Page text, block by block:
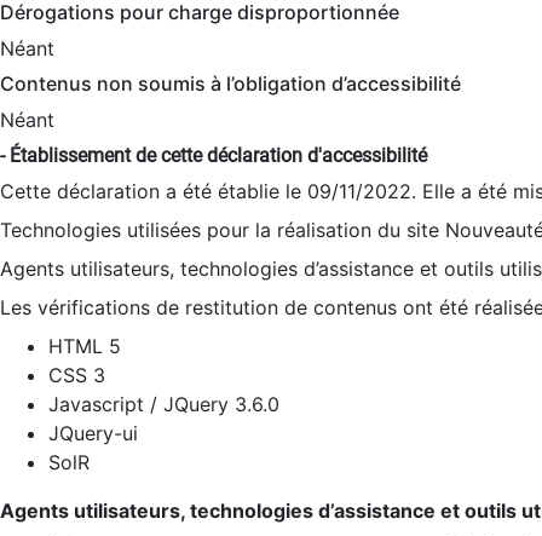
Dérogations pour charge disproportionnée
Néant
Contenus non soumis à l’obligation d’accessibilité
Néant
- Établissement de cette déclaration d'accessibilité
Cette déclaration a été établie le 09/11/2022. Elle a été
Technologies utilisées pour la réalisation du site
Agents utilisateurs, technologies d’assistance et outils
Les vérifications de restitution de contenus ont été
HTML 5
CSS 3
Javascript / JQuery 3.6.0
JQuery-ui
SolR
Agents utilisateurs, technologies d’assistance et outils